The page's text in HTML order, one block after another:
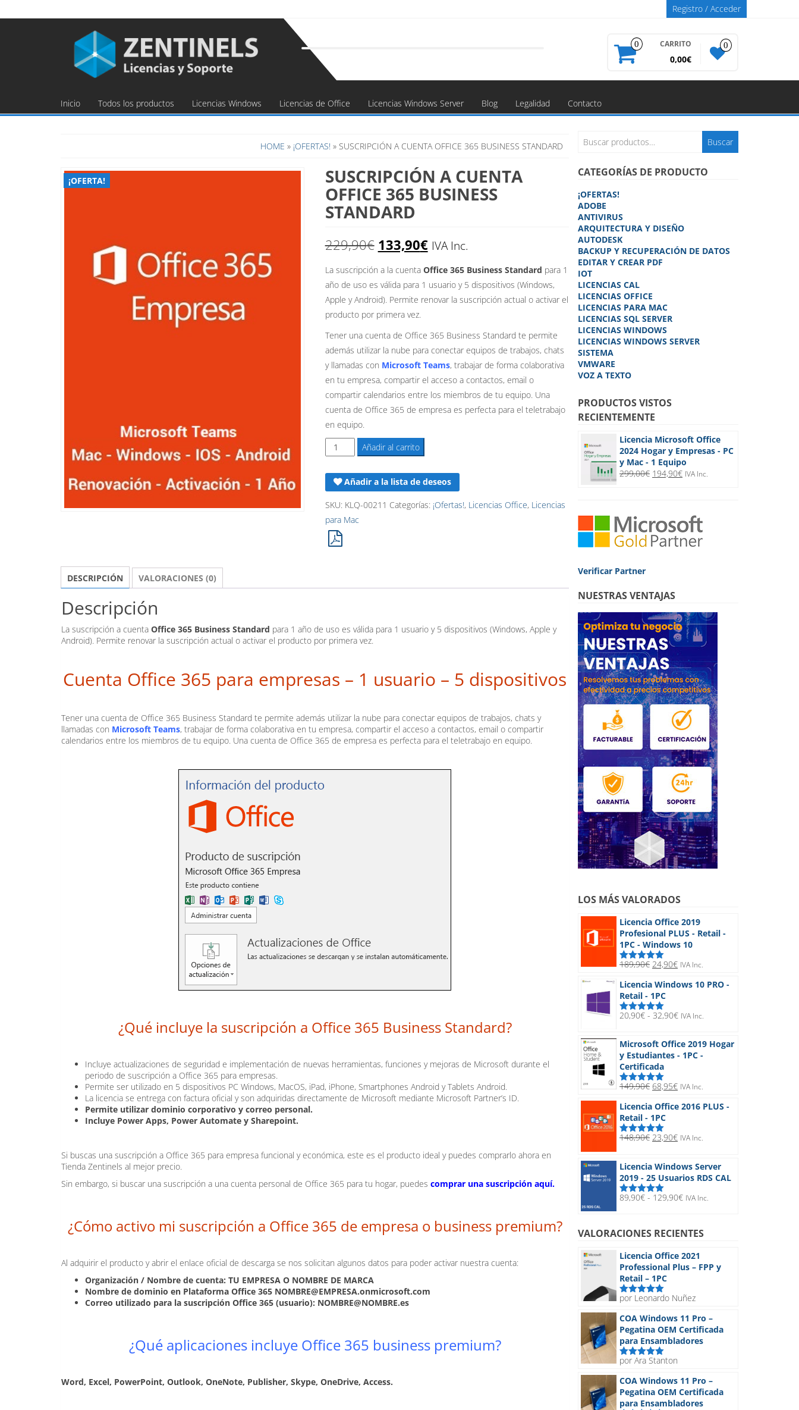
Registro / Acceder
0 CARRITO
0,00€
0
Inicio Todos los productos Licencias Windows Licencias de Office Licencias Windows Server Blog Legalidad Contacto
HOME » ¡OFERTAS! » SUSCRIPCIÓN A CUENTA OFFICE 365 BUSINESS STANDARD
¡OFERTA! SUSCRIPCIÓN A CUENTA
OFFICE 365 BUSINESS
STANDARD
229,90€ El
precio
original
era:
229,90€.
133,90€El
precio
actual
133,90€.
IVA Inc.
La suscripción a la cuenta Office 365 Business Standard para 1
año de uso es válida para 1 usuario y 5 dispositivos (Windows,
Apple y Android). Permite renovar la suscripción actual o activar el
producto por primera vez.
Tener una cuenta de Office 365 Business Standard te permite
además utilizar la nube para conectar equipos de trabajos, chats
y llamadas con Microsoft Teams, trabajar de forma colaborativa
en tu empresa, compartir el acceso a contactos, email o
compartir calendarios entre los miembros de tu equipo. Una
cuenta de Office 365 de empresa es perfecta para el teletrabajo
en equipo.
Suscripción
a
cuenta
Office
365
Business
Standard
cantidad
Añadir al carrito
Añadir a la lista de deseos
SKU: KLQ-00211 Categorías: ¡Ofertas!, Licencias Office, Licencias
para Mac
DESCRIPCIÓN VALORACIONES (0)
Descripción
La suscripción a cuenta Office 365 Business Standard para 1 año de uso es válida para 1 usuario y 5 dispositivos (Windows, Apple y
Android). Permite renovar la suscripción actual o activar el producto por primera vez.
Cuenta Office 365 para empresas – 1 usuario – 5 dispositivos
Tener una cuenta de Office 365 Business Standard te permite además utilizar la nube para conectar equipos de trabajos, chats y
llamadas con Microsoft Teams, trabajar de forma colaborativa en tu empresa, compartir el acceso a contactos, email o compartir
calendarios entre los miembros de tu equipo. Una cuenta de Office 365 de empresa es perfecta para el teletrabajo en equipo.
¿Qué incluye la suscripción a Office 365 Business Standard?
Incluye actualizaciones de seguridad e implementación de nuevas herramientas, funciones y mejoras de Microsoft durante el
periodo de suscripción a Office 365 para empresas.
Permite ser utilizado en 5 dispositivos PC Windows, MacOS, iPad, iPhone, Smartphones Android y Tablets Android.
La licencia se entrega con factura oficial y son adquiridas directamente de Microsoft mediante Microsoft Partner’s ID.
Permite utilizar dominio corporativo y correo personal.
Incluye Power Apps, Power Automate y Sharepoint.
Si buscas una suscripción a Office 365 para empresa funcional y económica, este es el producto ideal y puedes comprarlo ahora en
Tienda Zentinels al mejor precio.
Sin embargo, si buscar una suscripción a una cuenta personal de Office 365 para tu hogar, puedes comprar una suscripción aquí.
¿Cómo activo mi suscripción a Office 365 de empresa o business premium?
Al adquirir el producto y abrir el enlace oficial de descarga se nos solicitan algunos datos para poder activar nuestra cuenta:
Organización / Nombre de cuenta: TU EMPRESA O NOMBRE DE MARCA
Nombre de dominio en Plataforma Office 365 NOMBRE@EMPRESA.onmicrosoft.com
Correo utilizado para la suscripción Office 365 (usuario): NOMBRE@NOMBRE.es
¿Qué aplicaciones incluye Office 365 business premium?
Word, Excel, PowerPoint, Outlook, OneNote, Publisher, Skype, OneDrive, Access.
por:
Buscar
CATEGORÍAS DE PRODUCTO
¡OFERTAS!
ADOBE
ANTIVIRUS
ARQUITECTURA Y DISEÑO
AUTODESK
BACKUP Y RECUPERACIÓN DE DATOS
EDITAR Y CREAR PDF
IOT
LICENCIAS CAL
LICENCIAS OFFICE
LICENCIAS PARA MAC
LICENCIAS SQL SERVER
LICENCIAS WINDOWS
LICENCIAS WINDOWS SERVER
SISTEMA
VMWARE
VOZ A TEXTO
PRODUCTOS VISTOS
RECIENTEMENTE
Licencia Microsoft Office
2024 Hogar y Empresas - PC
y Mac - 1 Equipo
299,00€ El
194,90€El
194,90€.
IVA Inc.
Verificar Partner
NUESTRAS VENTAJAS
LOS MÁS VALORADOS
Licencia Office 2019
Profesional PLUS - Retail -
1PC - Windows 10
Valorado
5
189,90€ El
original
era:
189,90€.
24,90€El
actual
IVA Inc.
Licencia Windows 10 PRO -
Retail - 1PC
Valorado
20,90€ - 32,90€Rango
desde
20,90€
32,90€
IVA Inc.
Microsoft Office 2019 Hogar
y Estudiantes - 1PC -
Certificada
Valorado
5
149,90€ El
original
era:
149,90€.
68,95€El
actual
IVA Inc.
Licencia Office 2016 PLUS -
Retail - 1PC
Valorado
148,90€ El
era:
148,90€.
23,90€El
es:
23,90€.
IVA Inc.
Licencia Windows Server
2019 - 25 Usuarios RDS CAL
Valorado
89,90€ - 129,90€Rango
desde
hasta
129,90€
IVA Inc.
VALORACIONES RECIENTES
Licencia Office 2021
Professional Plus – FPP y
Retail – 1PC
Valorado
por Leonardo Nuñez
COA Windows 11 Pro –
Pegatina OEM Certificada
para Ensambladores
Valorado
por Ara Stanton
COA Windows 11 Pro –
Pegatina OEM Certificada
para Ensambladores